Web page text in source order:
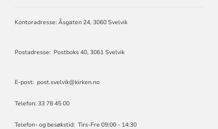
Kontoradresse: Åsgaten 24, 3060 Svelvik
Postadresse: Postboks 40, 3061 Svelvik
E-post: post.svelvik@kirken.no
Telefon: 33 78 45 00
Telefon- og besøkstid: Tirs-Fre 09:00 - 14:30